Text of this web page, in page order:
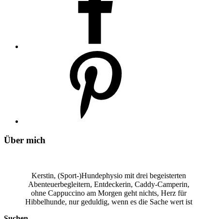
Über mich
Kerstin, (Sport-)Hundephysio mit drei begeisterten
Abenteuerbegleitern, Entdeckerin, Caddy-Camperin,
ohne Cappuccino am Morgen geht nichts, Herz für
Hibbelhunde, nur geduldig, wenn es die Sache wert ist